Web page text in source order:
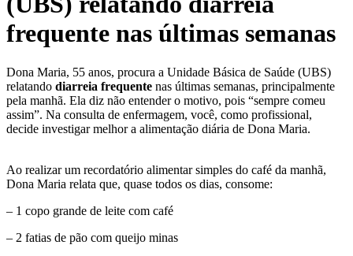
frequente nas últimas semanas
Dona Maria, 55 anos, procura a Unidade Básica de Saúde (UBS)
relatando diarreia frequente nas últimas semanas, principalmente
pela manhã. Ela diz não entender o motivo, pois “sempre comeu
assim”. Na consulta de enfermagem, você, como profissional,
decide investigar melhor a alimentação diária de Dona Maria.
Ao realizar um recordatório alimentar simples do café da manhã,
Dona Maria relata que, quase todos os dias, consome:
– 1 copo grande de leite com café
– 2 fatias de pão com queijo minas